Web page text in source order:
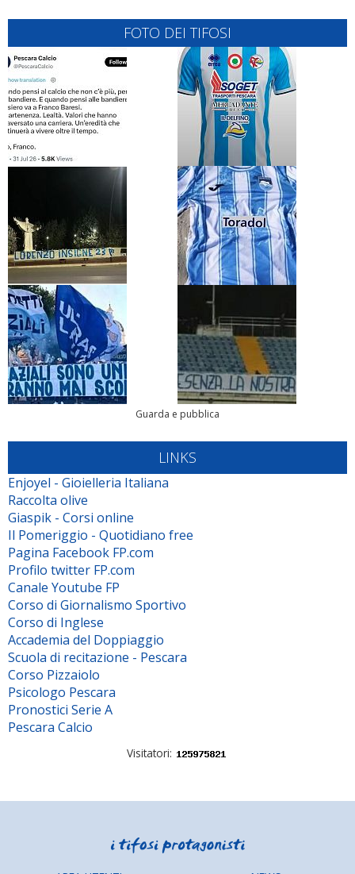
FOTO DEI TIFOSI
Guarda e pubblica
LINKS
Enjoyel - Gioielleria Italiana
Raccolta olive
Giaspik - Corsi online
Il Pomeriggio - Quotidiano free
Pagina Facebook FP.com
Profilo twitter FP.com
Canale Youtube FP
Corso di Giornalismo Sportivo
Corso di Inglese
Accademia del Doppiaggio
Scuola di recitazione - Pescara
Corso Pizzaiolo
Psicologo Pescara
Pronostici Serie A
Pescara Calcio
Visitatori: